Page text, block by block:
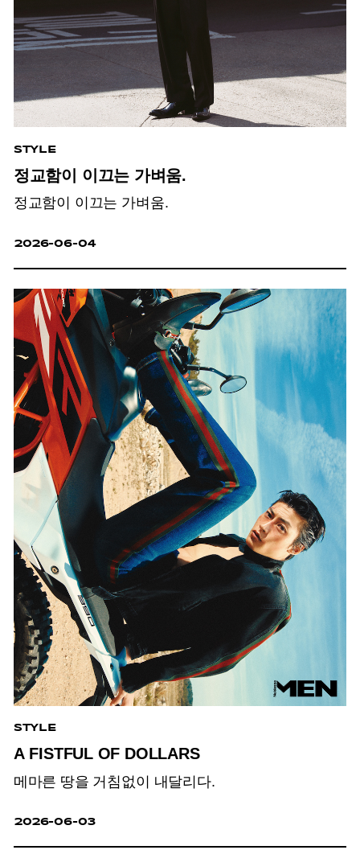
STYLE
정교함이 이끄는 가벼움.
정교함이 이끄는 가벼움.
2026-06-04
STYLE
A FISTFUL OF DOLLARS
메마른 땅을 거침없이 내달리다.
2026-06-03